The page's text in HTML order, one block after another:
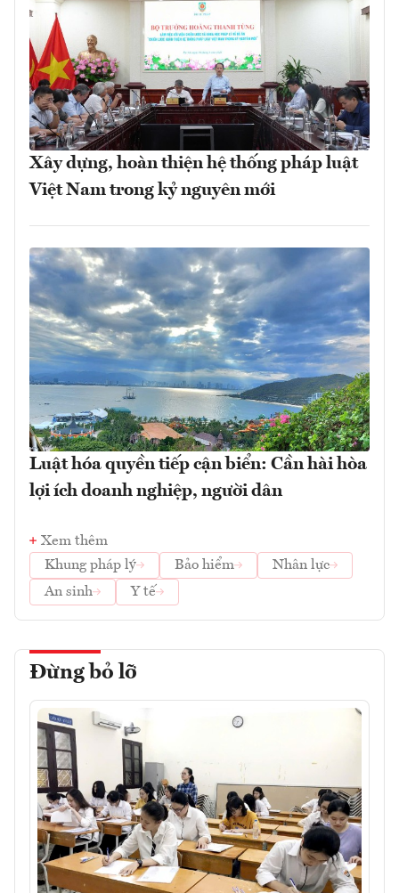
Xây dựng, hoàn thiện hệ thống pháp luật
Việt Nam trong kỷ nguyên mới
Luật hóa quyền tiếp cận biển: Cần hài hòa
lợi ích doanh nghiệp, người dân
Xem thêm
Khung pháp lý
Bảo hiểm
Nhân lực
An sinh
Y tế
Đừng bỏ lỡ